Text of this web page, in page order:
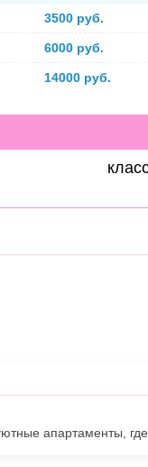
3500 руб.
6000 руб.
14000 руб.